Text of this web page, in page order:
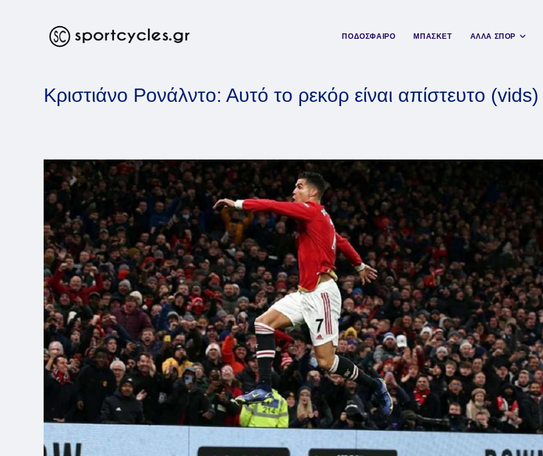
ΠΟΔΟΣΦΑΙΡΟ ΜΠΑΣΚΕΤ ΑΛΛΑ ΣΠΟΡ
Κριστιάνο Ρονάλντο: Αυτό το ρεκόρ είναι απίστευτο (vids)